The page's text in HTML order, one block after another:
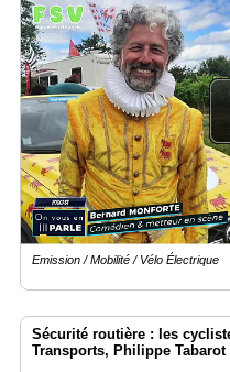
Agenda
Gazette
Vidéos
Médias
du
groupe
Blogs
Prémium
annuaire
Accès
Emission / Mobilité / Vélo Électrique
Sécurité routière : les
Transports, Philippe